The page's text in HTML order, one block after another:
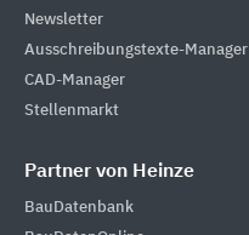
Newsletter
Ausschreibungstexte-Manager
CAD-Manager
Stellenmarkt
Partner von Heinze
BauDatenbank